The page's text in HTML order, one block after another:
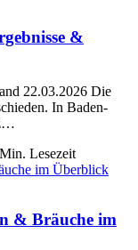
&
22.03.2026 Die
In Baden-
Lesezeit
& Bräuche im